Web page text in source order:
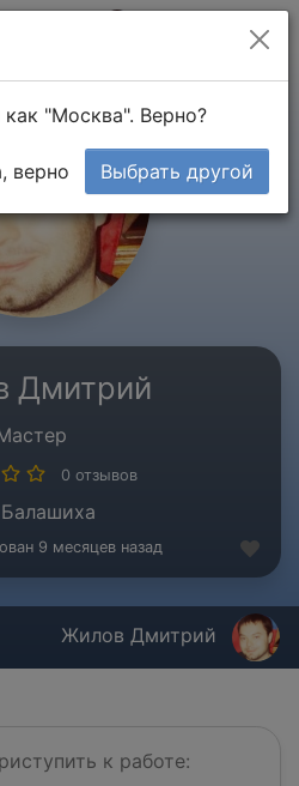
Дмитрий
0 отзывов
Балашиха
9 месяцев назад
Жилов Дмитрий
к работе:
"Москва". Верно?
верно Выбрать другой